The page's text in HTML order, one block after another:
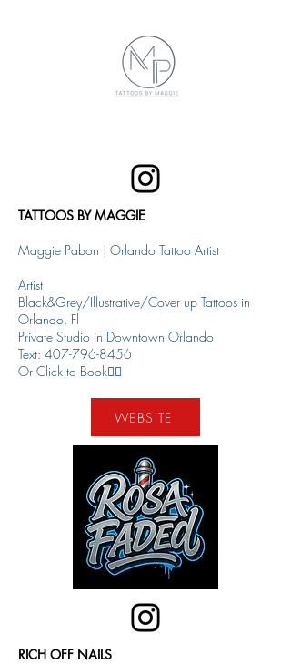
TATTOOS BY MAGGIE
Maggie Pabon | Orlando Tattoo Artist
Artist
Black&Grey/Illustrative/Cover up Tattoos in
Orlando, Fl
Private Studio in Downtown Orlando
Text: 407-796-8456
Or Click to Book👇🏼
WEBSITE
RICH OFF NAILS